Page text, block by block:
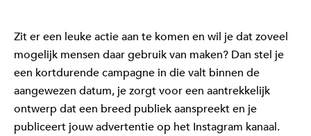
Zit er een leuke actie aan te komen en wil je dat zoveel
mogelijk mensen daar gebruik van maken? Dan stel je
een kortdurende campagne in die valt binnen de
aangewezen datum, je zorgt voor een aantrekkelijk
ontwerp dat een breed publiek aanspreekt en je
publiceert jouw advertentie op het Instagram kanaal.